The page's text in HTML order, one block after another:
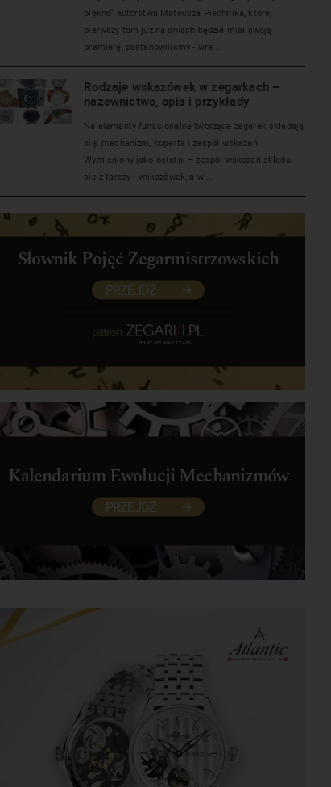
piękno” autorstwa Mateusza Piechnika, której
pierwszy tom już na dniach będzie miał swoją
premierę, postanowiliśmy - wra ...
Rodzaje wskazówek w zegarkach –
nazewnictwo, opis i przykłady
Na elementy funkcjonalne tworzące zegarek składają
się: mechanizm, koperta i zespół wskazań.
Wymieniony jako ostatni – zespół wskazań składa
się z tarczy i wskazówek, a w ...
Słownik Pojęć Zegarmistrzowskich
PRZEJDŹ
patron
Kalendarium Ewolucji Mechanizmów
PRZEJDŹ